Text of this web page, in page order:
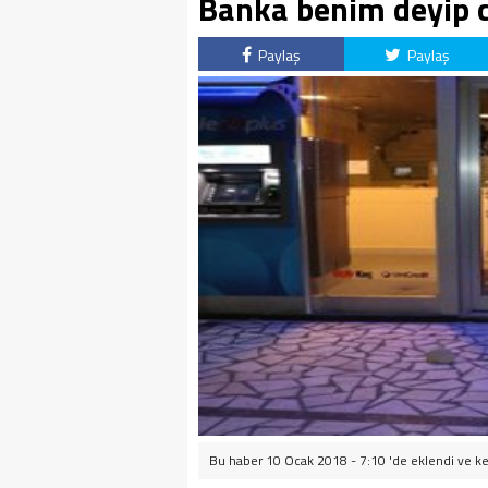
Paylaş Paylaş
Bu haber 10 Ocak 2018 - 7:10 'de eklendi ve